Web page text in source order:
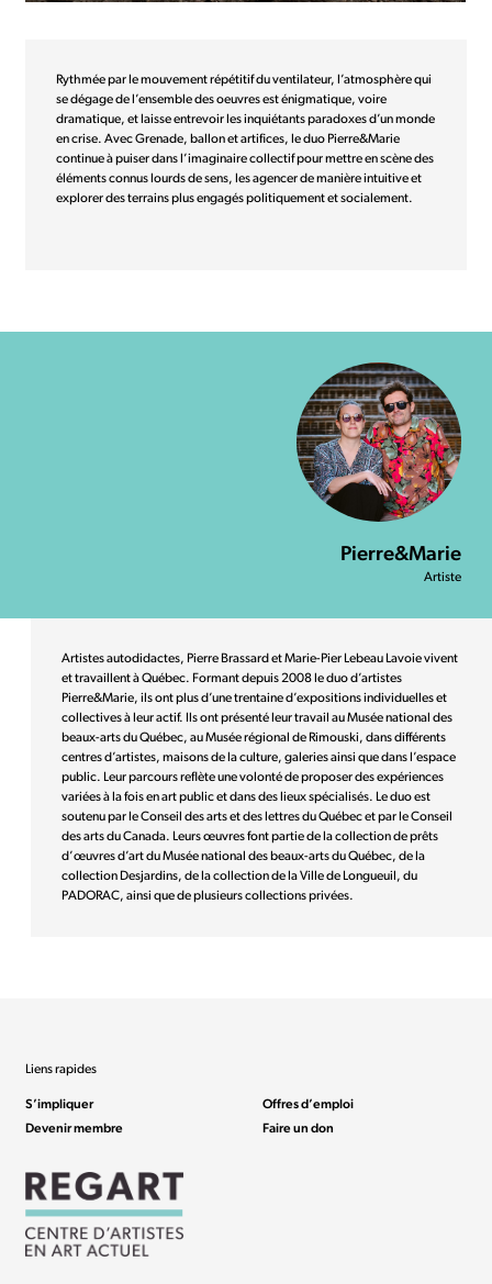
Rythmée par le mouvement répétitif du ventilateur, l’atmosphère qui
se dégage de l’ensemble des oeuvres est énigmatique, voire
dramatique, et laisse entrevoir les inquiétants paradoxes d’un monde
en crise. Avec Grenade, ballon et artifices, le duo Pierre&Marie
continue à puiser dans l’imaginaire collectif pour mettre en scène des
éléments connus lourds de sens, les agencer de manière intuitive et
explorer des terrains plus engagés politiquement et socialement.
Pierre&Marie
Artiste
Artistes autodidactes, Pierre Brassard et Marie-Pier Lebeau Lavoie vivent
et travaillent à Québec. Formant depuis 2008 le duo d’artistes
Pierre&Marie, ils ont plus d’une trentaine d’expositions individuelles et
collectives à leur actif. Ils ont présenté leur travail au Musée national des
beaux-arts du Québec, au Musée régional de Rimouski, dans différents
centres d’artistes, maisons de la culture, galeries ainsi que dans l’espace
public. Leur parcours reflète une volonté de proposer des expériences
variées à la fois en art public et dans des lieux spécialisés. Le duo est
soutenu par le Conseil des arts et des lettres du Québec et par le Conseil
des arts du Canada. Leurs œuvres font partie de la collection de prêts
d’œuvres d’art du Musée national des beaux-arts du Québec, de la
collection Desjardins, de la collection de la Ville de Longueuil, du
PADORAC, ainsi que de plusieurs collections privées.
Liens rapides
S’impliquer
Devenir membre
Offres d’emploi
Faire un don